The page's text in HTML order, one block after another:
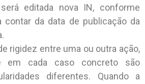
editada nova IN, conforme
contar da data de publicação da
rigidez entre uma ou outra ação,
cada caso concreto são
diferentes. Quando a